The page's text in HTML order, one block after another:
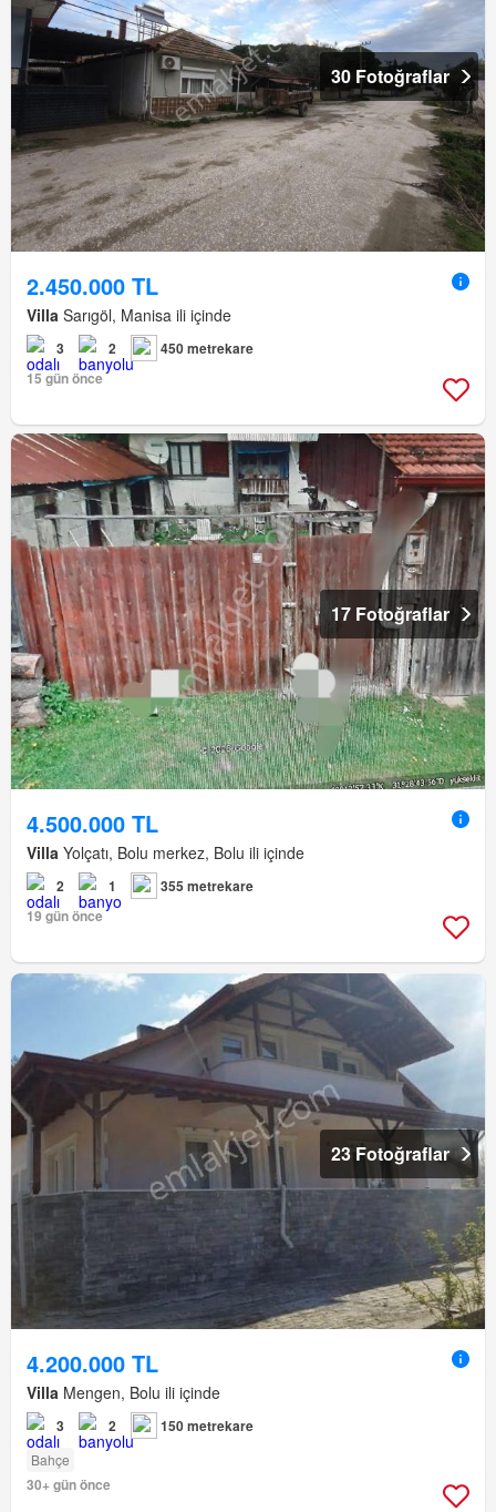
30 Fotoğraflar
2.450.000 TL
Villa Sarıgöl, Manisa ili içinde
3 2
450 metrekare
15 gün önce
17 Fotoğraflar
4.500.000 TL
Villa Yolçatı, Bolu merkez, Bolu ili içinde
2 1
355 metrekare
19 gün önce
23 Fotoğraflar
4.200.000 TL
Villa Mengen, Bolu ili içinde
3 2 150 metrekare
Bahçe
30+ gün önce